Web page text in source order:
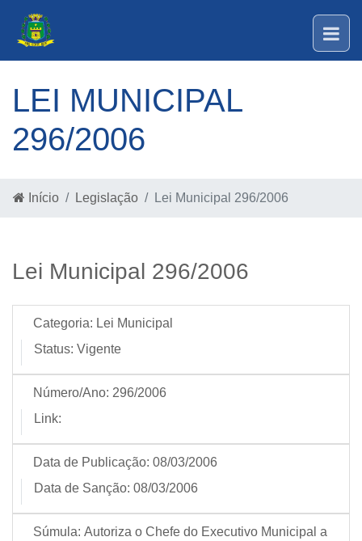
LEI MUNICIPAL
296/2006
Início Legislação Lei Municipal 296/2006
Lei Municipal 296/2006
Categoria: Lei Municipal
Status: Vigente
Número/Ano: 296/2006
Link:
Data de Publicação: 08/03/2006
Data de Sanção: 08/03/2006
Súmula: Autoriza o Chefe do Executivo Municipal a